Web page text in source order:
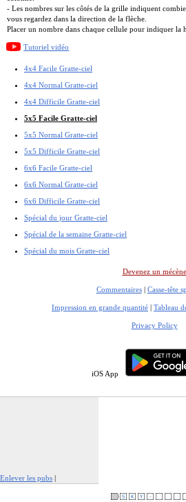
- Les nombres sur les côtés de la grille indiquent
vous regardez dans la direction de la flèche.
Placer un nombre dans chaque cellule pour indiquer la
Tutoriel vidéo
4x4 Facile Gratte-ciel
4x4 Normal Gratte-ciel
4x4 Difficile Gratte-ciel
5x5 Facile Gratte-ciel
5x5 Normal Gratte-ciel
5x5 Difficile Gratte-ciel
6x6 Facile Gratte-ciel
6x6 Normal Gratte-ciel
6x6 Difficile Gratte-ciel
Spécial du jour Gratte-ciel
Spécial de la semaine Gratte-ciel
Spécial du mois Gratte-ciel
Devenez un mécène
Commentaires| Casse-tête
Impression en grande quantité | Tableau
Privacy Policy
iOS App
Enlever les pubs |